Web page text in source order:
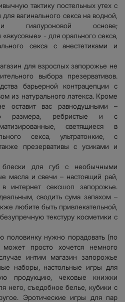
тактику постельных утех с
вагинального секса на водной,
гиалуроновой основе;
- для орального секса,
секса с анестетиками и
для взрослых запорожье не
выбора презервативов.
барьерной контрацепции с
из натурального латекса. Кроме
оставит вас равнодушными –
размера, ребристые и с
светящиеся в
секса, ультратонкие, с
презервативы с усиками и
для губ с необычными
масла и свечи – настоящий рай,
интернет сексшоп запорожье.
сводить сума запахом –
любите быть привлекательной,
текстуру косметики с
половинку нужно порадовать (по
просто хочется немного
интим магазин запорожье
наборы, настольные игры для
продукцию, чековые книжки
него, съедобное белье, кубики с
Эротические игры для пар